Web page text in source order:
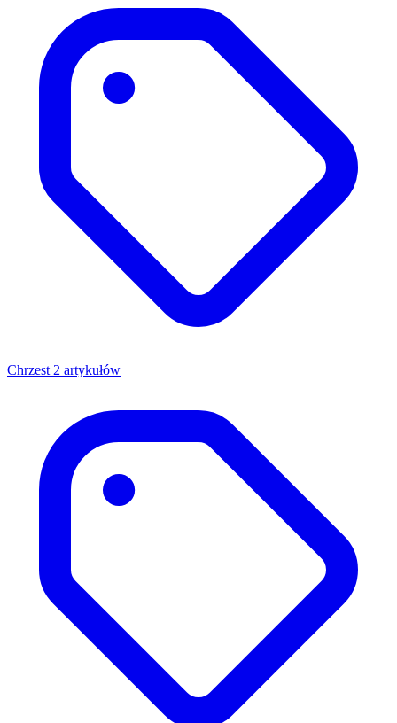
Chrzest 2 artykułów